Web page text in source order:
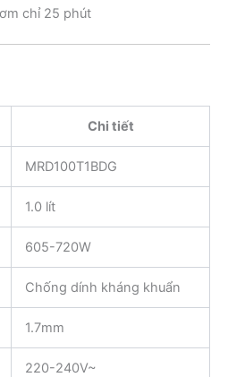
chỉ 25 phút
Chi tiết
MRD100T1BDG
1.0 lít
605-720W
Chống dính kháng khuẩn
1.7mm
220-240V~